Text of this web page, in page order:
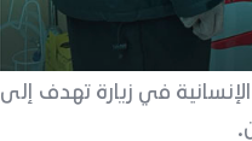
في زيارة تهدف إلى